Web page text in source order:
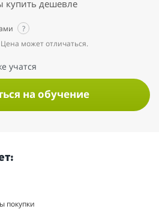
купить дешевле
?
может отличаться.
учатся
на обучение
покупки